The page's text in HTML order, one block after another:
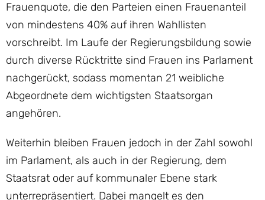
Frauenquote, die den Parteien einen Frauenanteil
von mindestens 40% auf ihren Wahllisten
vorschreibt. Im Laufe der Regierungsbildung sowie
durch diverse Rücktritte sind Frauen ins Parlament
nachgerückt, sodass momentan 21 weibliche
Abgeordnete dem wichtigsten Staatsorgan
angehören.
Weiterhin bleiben Frauen jedoch in der Zahl sowohl
im Parlament, als auch in der Regierung, dem
Staatsrat oder auf kommunaler Ebene stark
unterrepräsentiert. Dabei mangelt es den